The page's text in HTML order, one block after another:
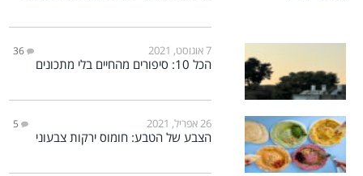
7 אוגוסט, 2021 36
הכל 10: סיפורים מהחיים בלי מתכונים
26 אפריל, 2021 5
הצבע של הטבע: חומוס ירקות צבעוני